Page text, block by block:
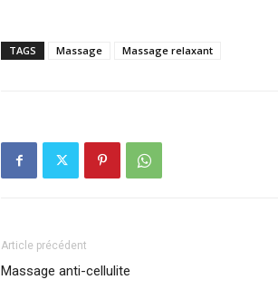
TAGS Massage Massage relaxant
Article précédent
Massage anti-cellulite